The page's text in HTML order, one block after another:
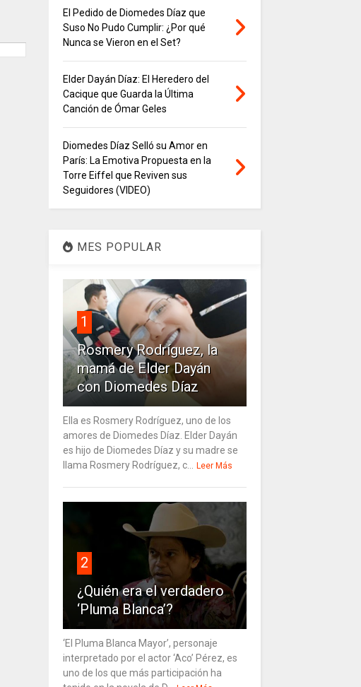
El Pedido de Diomedes Díaz que
Suso No Pudo Cumplir: ¿Por qué
Nunca se Vieron en el Set?
Elder Dayán Díaz: El Heredero del
Cacique que Guarda la Última
Canción de Ómar Geles
Diomedes Díaz Selló su Amor en
París: La Emotiva Propuesta en la
Torre Eiffel que Reviven sus
Seguidores (VIDEO)
MES POPULAR
1
Rosmery Rodríguez, la
mamá de Elder Dayán
con Diomedes Díaz
Ella es Rosmery Rodríguez, uno de los
amores de Diomedes Díaz. Elder Dayán
es hijo de Diomedes Díaz y su madre se
llama Rosmery Rodríguez, c... Leer Más
2
¿Quién era el verdadero
‘Pluma Blanca’?
‘El Pluma Blanca Mayor’, personaje
interpretado por el actor ‘Aco’ Pérez, es
uno de los que más participación ha